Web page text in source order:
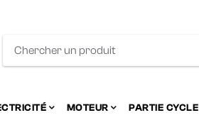
MOTEUR PARTIE CYCLE